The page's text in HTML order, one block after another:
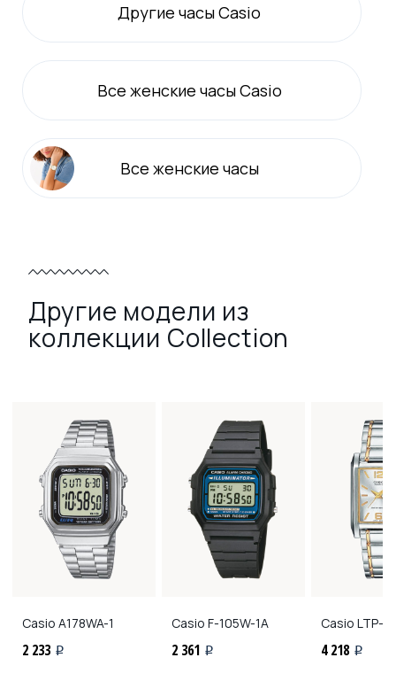
Другие часы Casio
Все женские часы Casio
Все женские часы
Другие модели из
коллекции Collection
Casio A178WA-1
2 233 i
Casio F-105W-1A
2 361 i
Casio LTP-
4 218 i